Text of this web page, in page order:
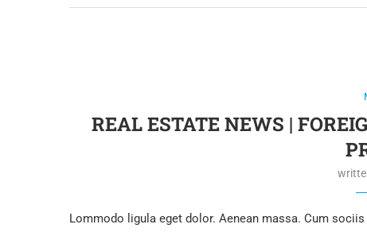
REAL ESTATE NEWS |
Lommodo ligula eget dolor. Aenean massa. Cum